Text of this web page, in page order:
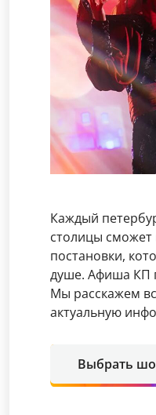
Каждый
столицы
постановки,
душе. Афиша КП
Мы расскажем
актуальную
Выбрать